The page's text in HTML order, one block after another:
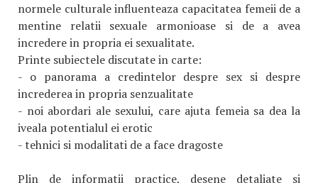
normele culturale influenteaza capacitatea femeii de a
mentine relatii sexuale armonioase si de a avea
incredere in propria ei sexualitate.
Printe subiectele discutate in carte:
- o panorama a credintelor despre sex si despre
increderea in propria senzualitate
- noi abordari ale sexului, care ajuta femeia sa dea la
iveala potentialul ei erotic
- tehnici si modalitati de a face dragoste
Plin de informatii practice, desene detaliate si